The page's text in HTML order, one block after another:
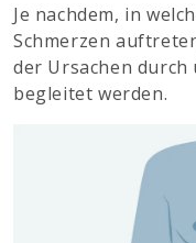
Je nachdem, in
Schmerzen
der Ursachen durch
begleitet werden.